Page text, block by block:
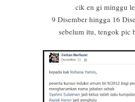
cik en gi minggu
9 Disember hingga 16
sebelum itu, tengok pic